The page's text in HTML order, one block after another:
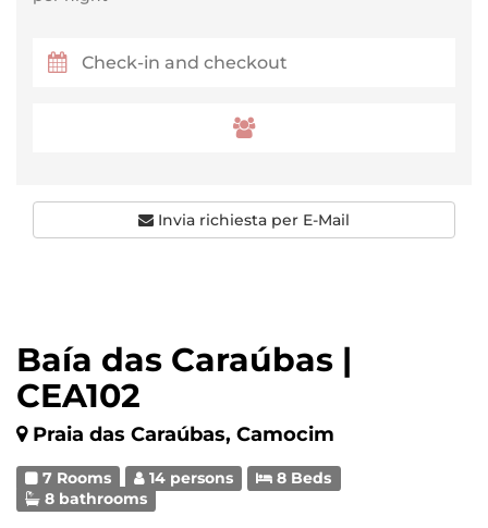
Baía das Caraúbas |
CEA102
Praia das Caraúbas, Camocim
7 Rooms 14 persons
8 Beds
8 bathrooms
Invia richiesta per E-Mail